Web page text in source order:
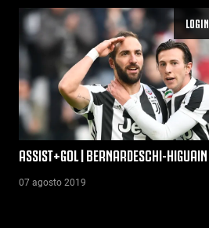
LOGIN
ASSIST+GOL | BERNARDESCHI-HIGUAIN
07 agosto 2019